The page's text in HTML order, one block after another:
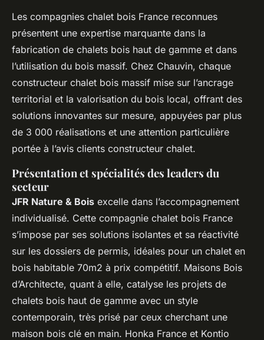
Les compagnies chalet bois France reconnues
présentent une expertise marquante dans la
fabrication de chalets bois haut de gamme et dans
l’utilisation du bois massif. Chez Chauvin, chaque
constructeur chalet bois massif mise sur l’ancrage
territorial et la valorisation du bois local, offrant des
solutions innovantes sur mesure, appuyées par plus
de 3 000 réalisations et une attention particulière
portée à l’avis clients constructeur chalet.
Présentation et spécialités des leaders du
secteur
JFR Nature & Bois excelle dans l’accompagnement
individualisé. Cette compagnie chalet bois France
s’impose par ses solutions isolantes et sa réactivité
sur les dossiers de permis, idéales pour un chalet en
bois habitable 70m2 à prix compétitif. Maisons Bois
d’Architecte, quant à elle, catalyse les projets de
chalets bois haut de gamme avec un style
contemporain, très prisé par ceux cherchant une
maison bois clé en main. Honka France et Kontio